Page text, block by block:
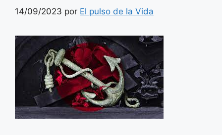
14/09/2023 por El pulso de la Vida